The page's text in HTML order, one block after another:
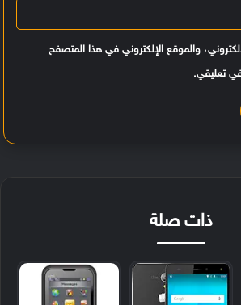
والموقع الإلكتروني في هذا المتصفح
في تعليقي.
ذات صلة